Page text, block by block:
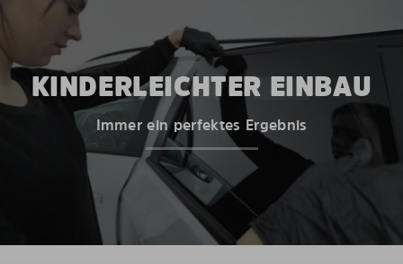
KINDERLEICHTER EINBAU
Immer ein perfektes Ergebnis